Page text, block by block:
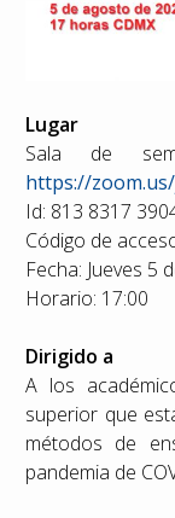
Lugar
Sala de
https://
Id: 813 8317
Código de
Fecha: Jueves 5
Horario: 17:00
Dirigido a
A los
superior que
métodos de
pandemia de